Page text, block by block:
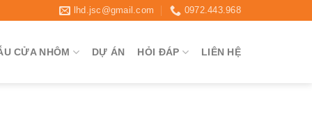
lhd.jsc@gmail.com 0972.443.968
CỬA NHÔM DỰ ÁN HỎI ĐÁP LIÊN HỆ